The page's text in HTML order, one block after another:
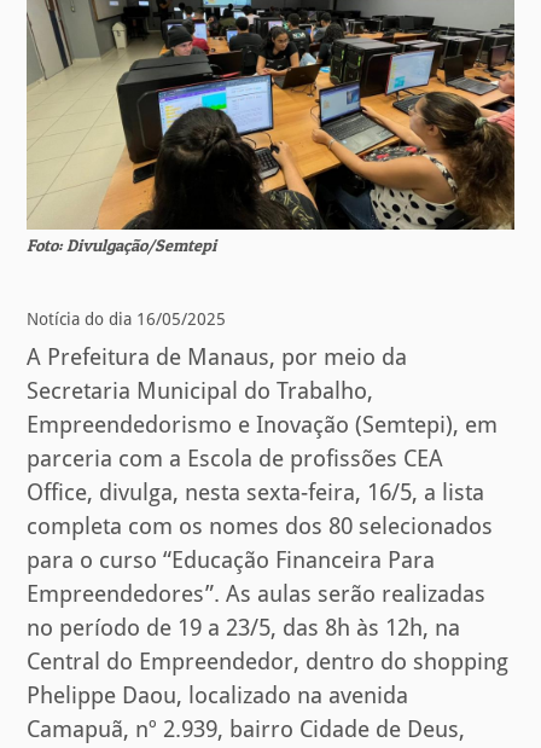
Foto: Divulgação/Semtepi
Notícia do dia 16/05/2025
A Prefeitura de Manaus, por meio da
Secretaria Municipal do Trabalho,
Empreendedorismo e Inovação (Semtepi), em
parceria com a Escola de profissões CEA
Office, divulga, nesta sexta-feira, 16/5, a lista
completa com os nomes dos 80 selecionados
para o curso “Educação Financeira Para
Empreendedores”. As aulas serão realizadas
no período de 19 a 23/5, das 8h às 12h, na
Central do Empreendedor, dentro do shopping
Phelippe Daou, localizado na avenida
Camapuã, nº 2.939, bairro Cidade de Deus,